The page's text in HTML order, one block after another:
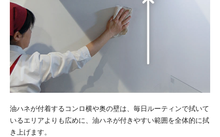
油ハネが付着するコンロ横や奥の壁は、毎日ルーティンで拭いて
いるエリアよりも広めに、油ハネが付きやすい範囲を全体的に拭
き上げます。